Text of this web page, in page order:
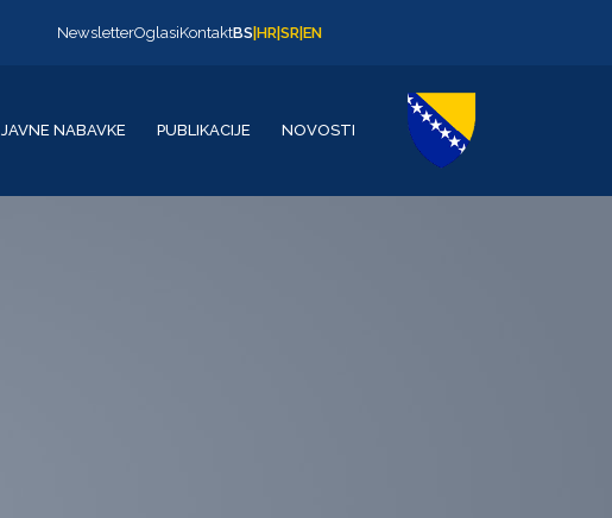
NewsletterOglasiKontaktBS HR SR EN
JAVNE NABAVKE PUBLIKACIJE NOVOSTI